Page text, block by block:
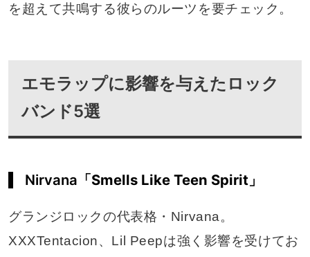
を超えて共鳴する彼らのルーツを要チェック。
エモラップに影響を与えたロック
バンド5選
Nirvana「Smells Like Teen Spirit 」
グランジロックの代表格・Nirvana。
XXXTentacion、Lil Peepは強く影響を受けてお